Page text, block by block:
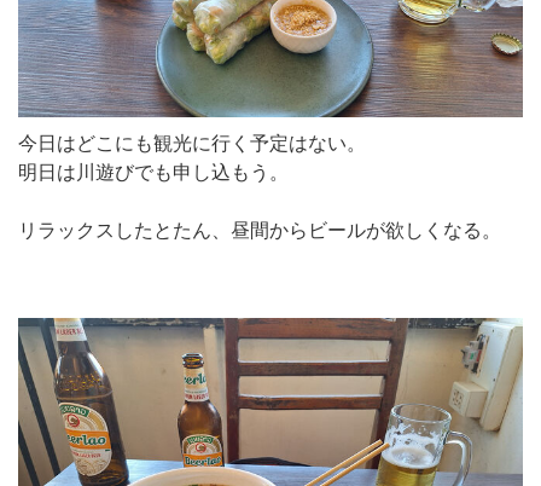
今日はどこにも観光に行く予定はない。
明日は川遊びでも申し込もう。
リラックスしたとたん、昼間からビールが欲しくなる。